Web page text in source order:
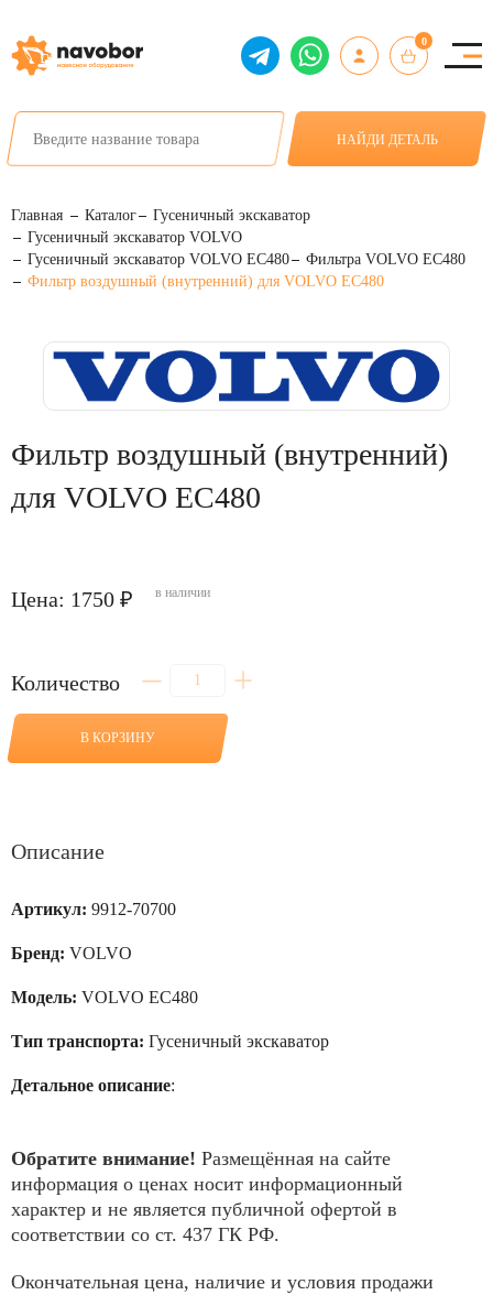
0
НАЙДИ ДЕТАЛЬ
Главная Каталог
Гусеничный экскаватор
Гусеничный экскаватор VOLVO
Гусеничный экскаватор VOLVO EC480
Фильтра VOLVO EC480
Фильтр воздушный (внутренний) для VOLVO EC480
Фильтр воздушный (внутренний)
для VOLVO EC480
Цена: 1750 ₽ в наличии
Количество
Количество
воздушный
В КОРЗИНУ
Описание
Артикул: 9912-70700
Бренд: VOLVO
Модель: VOLVO EC480
Тип транспорта: Гусеничный экскаватор
Детальное описание:
Обратите внимание! Размещённая на сайте
информация о ценах носит информационный
характер и не является публичной офертой в
соответствии со ст. 437 ГК РФ.
Окончательная цена, наличие и условия продажи